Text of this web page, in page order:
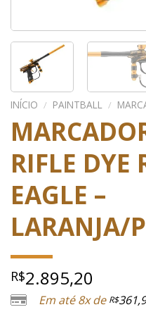
INÍCIO / PAINTBALL /
RIFLE DYE
EAGLE –
LARANJA/
R$2.895,20
Em até 8x de R$